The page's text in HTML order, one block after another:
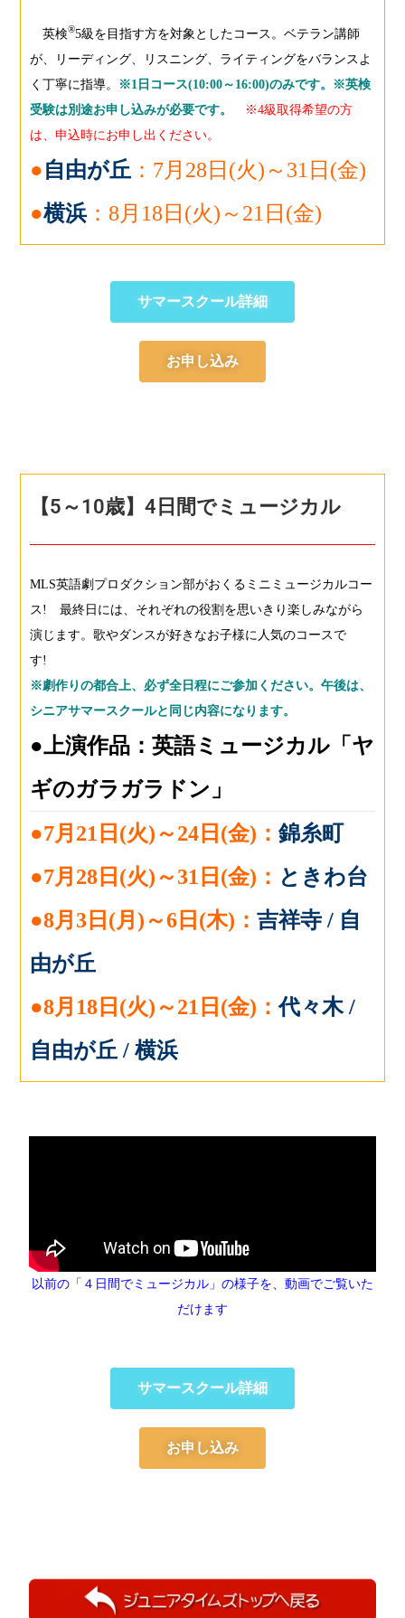
英検®5級を目指す方を対象としたコース。ベテラン講師
が、リーディング、リスニング、ライティングをバランスよ
く丁寧に指導。
※1日コース(10:00～16:00)のみです。※英検
受験は別途お申し込みが必要です。
※4級取得希望の方
は、申込時にお申し出ください。
●自由が丘 ：7月28日(火)～31日(金)
●横浜：8月18日(火)～21日(金)
サマースクール詳細
お申し込み
【5～10歳】4日間でミュージカル
MLS英語劇プロダクション部がおくるミニミュージカルコー
ス! 最終日には、それぞれの役割を思いきり楽しみながら
演じます。歌やダンスが好きなお子様に人気のコースで
す!
※劇作りの都合上、必ず全日程にご参加ください。午後は、
シニアサマースクールと同じ内容になります。
●上演作品：英語ミュージカル「ヤ
ギのガラガラドン」
●7月21日(火)～24日(金)：錦糸町
●7月28日(火)～31日(金)： ときわ台
●8月3日(月)～6日(木)：吉祥寺 / 自
由が丘
●8月18日(火)～21日(金)：代々木 /
自由が丘 / 横浜
以前の「４日間でミュージカル」の様子を、動画でご覧いた
だけます
サマースクール詳細
お申し込み